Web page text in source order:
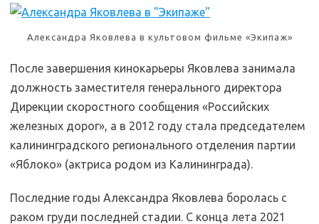
Александра Яковлева в культовом фильме «Экипаж»
После завершения кинокарьеры Яковлева занимала
должность заместителя генерального директора
Дирекции скоростного сообщения «Российских
железных дорог», а в 2012 году стала председателем
калининградского регионального отделения партии
«Яблоко» (актриса родом из Калининграда).
Последние годы Александра Яковлева боролась с
раком груди последней стадии. С конца лета 2021